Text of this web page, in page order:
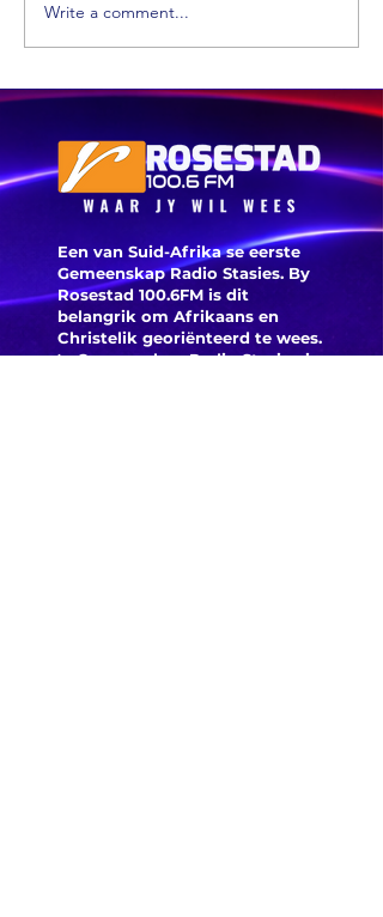
Sneeu word
in
dele van die
VS verwag
Write a comment...
Een van Suid-Afrika se eerste
Gemeenskap Radio Stasies. By
Rosestad 100.6FM is dit
belangrik om Afrikaans en
Christelik georiënteerd te wees.
'n Gemeenskap Radio Stasie vir